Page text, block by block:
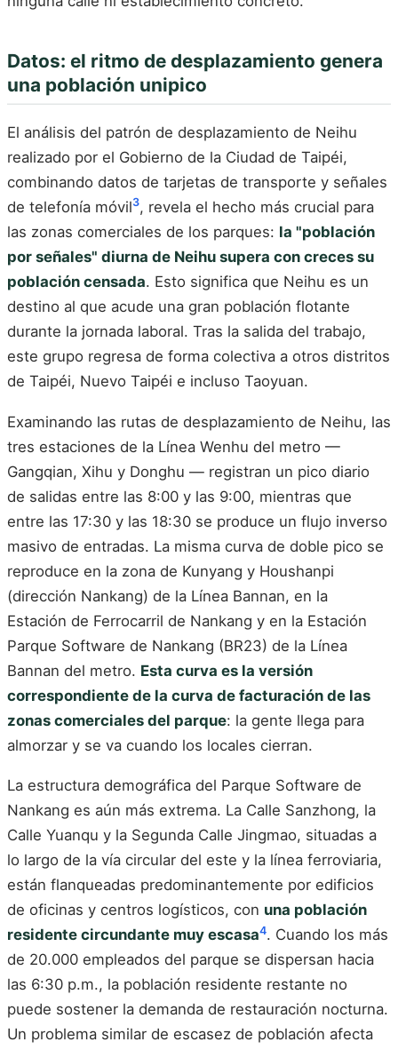
Datos: el ritmo de desplazamiento genera
una población unipico
El análisis del patrón de desplazamiento de Neihu
realizado por el Gobierno de la Ciudad de Taipéi,
combinando datos de tarjetas de transporte y señales
de telefonía móvil3, revela el hecho más crucial para
las zonas comerciales de los parques: la "población
por señales" diurna de Neihu supera con creces su
población censada. Esto significa que Neihu es un
destino al que acude una gran población flotante
durante la jornada laboral. Tras la salida del trabajo,
este grupo regresa de forma colectiva a otros distritos
de Taipéi, Nuevo Taipéi e incluso Taoyuan.
Examinando las rutas de desplazamiento de Neihu, las
tres estaciones de la Línea Wenhu del metro —
Gangqian, Xihu y Donghu — registran un pico diario
de salidas entre las 8:00 y las 9:00, mientras que
entre las 17:30 y las 18:30 se produce un flujo inverso
masivo de entradas. La misma curva de doble pico se
reproduce en la zona de Kunyang y Houshanpi
(dirección Nankang) de la Línea Bannan, en la
Estación de Ferrocarril de Nankang y en la Estación
Parque Software de Nankang (BR23) de la Línea
Bannan del metro. Esta curva es la versión
correspondiente de la curva de facturación de las
zonas comerciales del parque: la gente llega para
almorzar y se va cuando los locales cierran.
La estructura demográfica del Parque Software de
Nankang es aún más extrema. La Calle Sanzhong, la
Calle Yuanqu y la Segunda Calle Jingmao, situadas a
lo largo de la vía circular del este y la línea ferroviaria,
están flanqueadas predominantemente por edificios
de oficinas y centros logísticos, con una población
residente circundante muy escasa4. Cuando los más
de 20.000 empleados del parque se dispersan hacia
las 6:30 p.m., la población residente restante no
puede sostener la demanda de restauración nocturna.
Un problema similar de escasez de población afecta